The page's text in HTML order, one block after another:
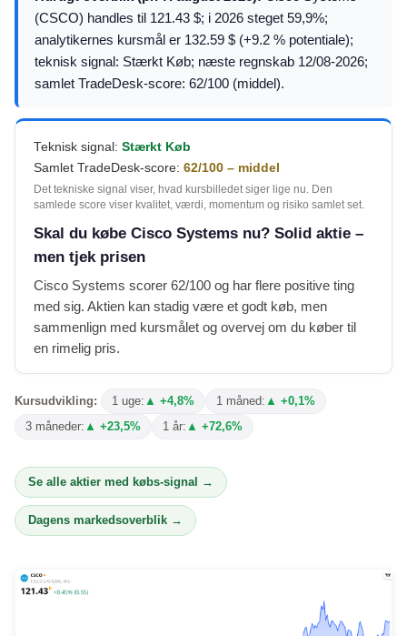
(CSCO) handles til 121.43 $; i 2026 steget 59,9%;
analytikernes kursmål er 132.59 $ (+9.2 % potentiale);
teknisk signal: Stærkt Køb; næste regnskab 12/08-2026;
samlet TradeDesk-score: 62/100 (middel).
Teknisk signal: Stærkt Køb
Samlet TradeDesk-score: 62/100 – middel
Det tekniske signal viser, hvad kursbilledet siger lige nu. Den
samlede score viser kvalitet, værdi, momentum og risiko samlet set.
Skal du købe Cisco Systems nu? Solid aktie –
men tjek prisen
Cisco Systems scorer 62/100 og har flere positive ting
med sig. Aktien kan stadig være et godt køb, men
sammenlign med kursmålet og overvej om du køber til
en rimelig pris.
Kursudvikling: 1 uge: ▲ +4,8% 1 måned: ▲ +0,1%
3 måneder: ▲ +23,5% 1 år: ▲ +72,6%
Se alle aktier med købs-signal →
Dagens markedsoverblik →